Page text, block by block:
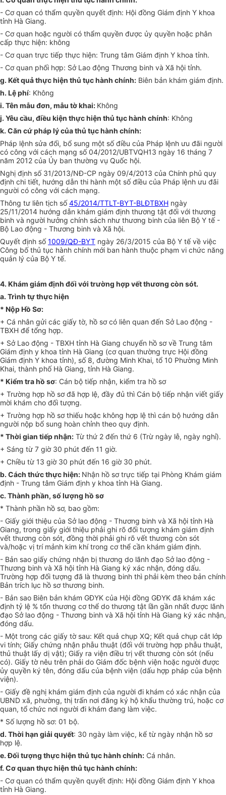
- Cơ quan có thẩm quyền quyết định: Hội đồng Giám định Y khoa
tỉnh Hà Giang.
- Cơ quan hoặc người có thẩm quyền được ủy quyền hoặc phân
cấp thực hiện: không
- Cơ quan trực tiếp thực hiện: Trung tâm Giám định Y khoa tỉnh.
- Cơ quan phối hợp: Sở Lao động Thương binh và Xã hội tỉnh.
g. Kết quả thực hiện thủ tục hành chính: Biên bản khám giám định.
h. Lệ phí: Không
i. Tên mẫu đơn, mẫu tờ khai: Không
j. Yêu cầu, điều kiện thực hiện thủ tục hành chính: Không
k. Căn cứ pháp lýcủa thủ tục hành chính:
Pháp lệnh sửa đổi, bổ sung một số điều của Pháp lệnh ưu đãi người
có công với cách mạng số 04/2012/UBTVQH13 ngày 16 tháng 7
năm 2012 của Ủy ban thường vụ Quốc hội.
Nghị định số 31/2013/NĐ-CP ngày 09/4/2013 của Chính phủ quy
định chi tiết, hướng dẫn thi hành một số điều của Pháp lệnh ưu đãi
người có công với cách mạng.
Thông tư liên tịch số45/2014/TTLT-BYT-BLĐTBXH ngày
25/11/2014 hướng dẫn khám giám định thương tật đối với thương
binh và người hưởng chính sách như thương binh của liên Bộ Y tế -
Bộ Lao động - Thương binh và Xã hội.
Quyết định số1009/QĐ-BYT ngày 26/3/2015 của Bộ Y tế về việc
Công bố thủ tục hành chính mới ban hành thuộc phạm vi chức năng
quản lý của Bộ Y tế.
4. Khám giám định đối với trường hợp vết thương còn sót.
a. Trình tự thực hiện
* NộpHồ Sơ:
+ Cá nhân gửi các giấy tờ, hồ sơ có liên quan đến Sở Lao động -
TBXH để tổng hợp.
+ Sở Lao động - TBXH tỉnh Hà Giang chuyển hồ sơ về Trung tâm
Giám định y khoa tỉnh Hà Giang (cơ quan thường trực Hội đồng
Giám định Y khoa tỉnh), số 8, đường Minh Khai, tổ 10 Phường Minh
Khai, thành phố Hà Giang, tỉnh Hà Giang.
* Kiểm tra hồ sơ: Cán bộ tiếp nhận, kiểm tra hồ sơ
+ Trường hợp hồ sơ đã hợp lệ, đầy đủ thì Cán bộ tiếp nhận viết giấy
mời khám cho đối tượng.
+ Trường hợp hồ sơ thiếu hoặc không hợp lệ thì cán bộ hướng dẫn
người nộp bổ sung hoàn chỉnh theo quy định.
* Thời gian tiếp nhận: Từ thứ 2 đến thứ 6 (Trừ ngày lễ, ngày nghỉ).
+ Sáng từ 7 giờ 30 phút đến 11 giờ.
+ Chiều từ 13 giờ 30 phút đến 16 giờ 30 phút.
b. Cách thức thực hiện: Nhận hồ sơ trực tiếp tại Phòng Khám giám
định - Trung tâm Giám định y khoa tỉnh Hà Giang.
c. Thành phần, số lượng hồ sơ
* Thành phần hồ sơ, bao gồm:
- Giấy giới thiệu của Sở lao động - Thương binh và Xã hội tỉnh Hà
Giang, trong giấy giới thiệu phải ghi rõ đối tượng khám giám định
vết thương còn sót, đồng thời phải ghi rõ vết thương còn sót
và/hoặc vị trí mảnh kim khí trong cơ thể cần khám giám định.
- Bản sao giấy chứng nhận bị thương do lãnh đạo Sở lao động -
Thương binh và Xã hội tỉnh Hà Giang ký xác nhận, đóng dấu.
Trường hợp đối tượng đã là thương binh thì phải kèm theo bản chính
Bản trích lục hồ sơ thương binh.
- Bản sao Biên bản khám GĐYK của Hội đồng GĐYK đã khám xác
định tỷ lệ % tổn thương cơ thể do thương tật lần gần nhất được lãnh
đạo Sở lao động - Thương binh và Xã hội tỉnh Hà Giang ký xác nhận,
đóng dấu.
- Một trong các giấy tờ sau: Kết quả chụp XQ; Kết quả chụp cắt lớp
vi tính; Giấy chứng nhận phẫu thuật (đối với trường hợp phẫu thuật,
thủ thuật lấy dị vật); Giấy ra viện điều trị vết thương còn sót (nếu
có). Giấy tờ nêu trên phải do Giám đốc bệnh viện hoặc người được
ủy quyền ký tên, đóng dấu của bệnh viện (dấu hợp pháp của bệnh
viện).
- Giấy đề nghị khám giám định của người đi khám có xác nhận của
UBND xã, phường, thị trấn nơi đăng ký hộ khẩu thường trú, hoặc cơ
quan, tổ chức nơi người đi khám đang làm việc.
* Số lượng hồ sơ: 01 bộ.
d. Thời hạn giải quyết: 30 ngày làm việc, kể từ ngày nhận hồ sơ
hợp lệ.
e.Đối tượng thực hiện thủ tục hành chính: Cá nhân.
f. Cơ quan thực hiện thủ tục hành chính:
- Cơ quan có thẩm quyền quyết định: Hội đồng Giám định Y khoa
tỉnh Hà Giang.